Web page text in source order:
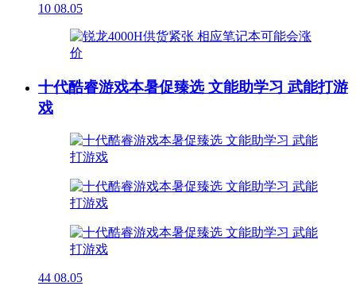
10 08.05
十代酷睿游戏本暑促臻选 文能助学习 武能打游
戏
44 08.05